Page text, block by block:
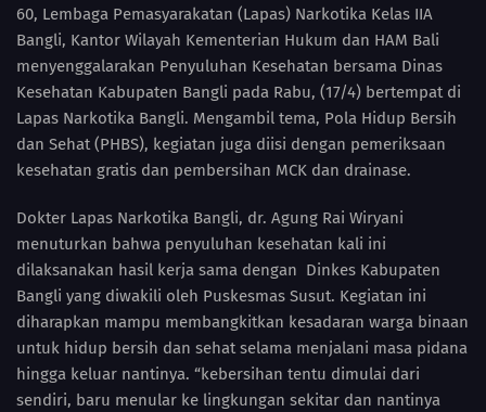
60, Lembaga Pemasyarakatan (Lapas) Narkotika Kelas IIA
Bangli, Kantor Wilayah Kementerian Hukum dan HAM Bali
menyenggalarakan Penyuluhan Kesehatan bersama Dinas
Kesehatan Kabupaten Bangli pada Rabu, (17/4) bertempat di
Lapas Narkotika Bangli. Mengambil tema, Pola Hidup Bersih
dan Sehat (PHBS), kegiatan juga diisi dengan pemeriksaan
kesehatan gratis dan pembersihan MCK dan drainase.
Dokter Lapas Narkotika Bangli, dr. Agung Rai Wiryani
menuturkan bahwa penyuluhan kesehatan kali ini
dilaksanakan hasil kerja sama dengan Dinkes Kabupaten
Bangli yang diwakili oleh Puskesmas Susut. Kegiatan ini
diharapkan mampu membangkitkan kesadaran warga binaan
untuk hidup bersih dan sehat selama menjalani masa pidana
hingga keluar nantinya. “kebersihan tentu dimulai dari
sendiri, baru menular ke lingkungan sekitar dan nantinya